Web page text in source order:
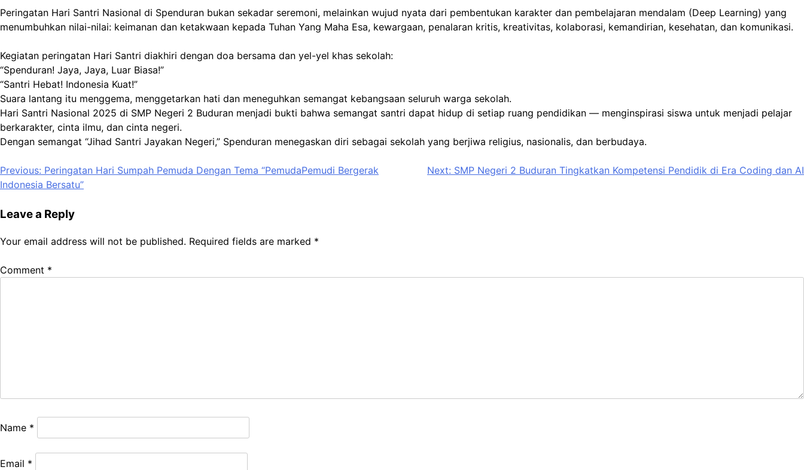
Peringatan Hari Santri Nasional di Spenduran bukan sekadar seremoni, melainkan wujud nyata dari pembentukan karakter dan pembelajaran mendalam (Deep Learning) yang
menumbuhkan nilai-nilai: keimanan dan ketakwaan kepada Tuhan Yang Maha Esa, kewargaan, penalaran kritis, kreativitas, kolaborasi, kemandirian, kesehatan, dan komunikasi.
Kegiatan peringatan Hari Santri diakhiri dengan doa bersama dan yel-yel khas sekolah:
“Spenduran! Jaya, Jaya, Luar Biasa!”
“Santri Hebat! Indonesia Kuat!”
Suara lantang itu menggema, menggetarkan hati dan meneguhkan semangat kebangsaan seluruh warga sekolah.
Hari Santri Nasional 2025 di SMP Negeri 2 Buduran menjadi bukti bahwa semangat santri dapat hidup di setiap ruang pendidikan — menginspirasi siswa untuk menjadi pelajar
berkarakter, cinta ilmu, dan cinta negeri.
Dengan semangat “Jihad Santri Jayakan Negeri,” Spenduran menegaskan diri sebagai sekolah yang berjiwa religius, nasionalis, dan berbudaya.
Post
navigation
Previous: Peringatan Hari Sumpah Pemuda Dengan Tema “PemudaPemudi Bergerak
Indonesia Bersatu”
Next: SMP Negeri 2 Buduran Tingkatkan Kompetensi Pendidik di Era Coding dan AI
Leave a Reply
Your email address will not be published. Required fields are marked *
Comment *
Name *
Email *